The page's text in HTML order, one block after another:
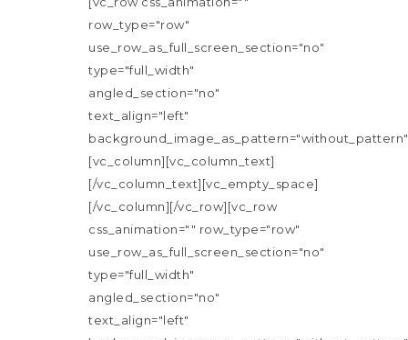
row_type="row"
use_row_as_full_screen_section="no"
type="full_width"
angled_section="no"
text_align="left"
[vc_column][vc_column_text]
[/vc_column_text][vc_empty_space]
[/vc_column][/vc_row][vc_row
css_animation="" row_type="row"
use_row_as_full_screen_section="no"
type="full_width"
angled_section="no"
text_align="left"